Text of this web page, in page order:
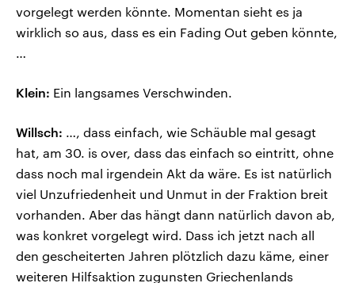
vorgelegt werden könnte. Momentan sieht es ja
wirklich so aus, dass es ein Fading Out geben könnte,
…
Klein: Ein langsames Verschwinden.
Willsch: …, dass einfach, wie Schäuble mal gesagt
hat, am 30. is over, dass das einfach so eintritt, ohne
dass noch mal irgendein Akt da wäre. Es ist natürlich
viel Unzufriedenheit und Unmut in der Fraktion breit
vorhanden. Aber das hängt dann natürlich davon ab,
was konkret vorgelegt wird. Dass ich jetzt nach all
den gescheiterten Jahren plötzlich dazu käme, einer
weiteren Hilfsaktion zugunsten Griechenlands